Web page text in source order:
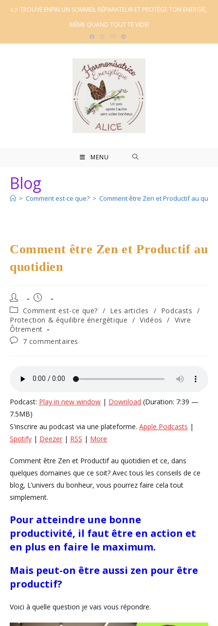
👉 TROUVE ENFIN UN SOMMEIL RÉPARATEUR ET PROTÈGE TON ENERGIE,
MÊME QUAND TOUT TE VIDE!
MENU
Blog
> Comment est-ce que? > Comment être Zen et Productif au
Comment être Zen et Productif au
quotidien
Auteur/autrice
de
la
publication :
Publication
publiée :
Post
category:
Comment est-ce que? / Les articles / Podcasts /
Protection & équilibre énergétique / Vidéos / Vivre
Ôtrement
Commentaires
7 commentaires
Podcast: Play in new window | Download (Duration: 7:39 —
7.5MB)
S'inscrire au podcast via une plateforme. Apple Podcasts |
Spotify | Deezer | RSS | More
Comment être Zen et Productif au quotidien et ce, dans
quelques domaines que ce soit? Avec tous les conseils de ce
blog, L’univers du bonheur, vous pourrez faire cela tout
simplement.
Pour atteindre une bonne
productivité, il faut être en action et
en plus en faire le maximum.
Mais peut-on être aussi zen pour être
productif?
Voici à quelle question je vais vous répondre.